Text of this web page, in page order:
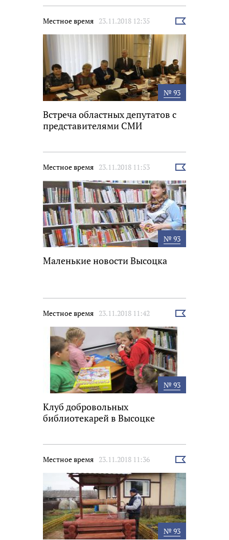
Местное время 23.11.2018 12:35
Выбрать
№ 93
Встреча областных депутатов с
представителями СМИ
Местное время 23.11.2018 11:53
Выбрать
№ 93
Маленькие новости Высоцка
Местное время 23.11.2018 11:42
Выбрать
№ 93
Клуб добровольных
библиотекарей в Высоцке
Местное время 23.11.2018 11:36
Выбрать
№ 93